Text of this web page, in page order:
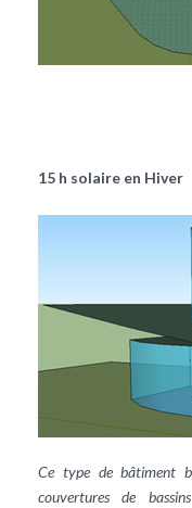
15 h solaire en Hiver
Ce type de bâtiment
couvertures de